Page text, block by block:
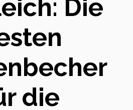
Die
die